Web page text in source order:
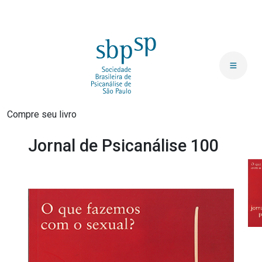
Compre seu livro
Jornal de Psicanálise 100